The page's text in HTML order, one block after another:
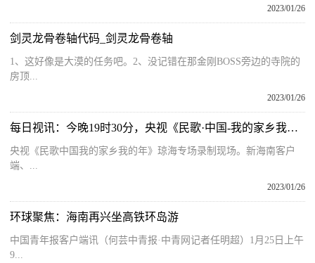
2023/01/26
剑灵龙骨卷轴代码_剑灵龙骨卷轴
1、这好像是大漠的任务吧。2、没记错在那金刚BOSS旁边的寺院的
房顶...
2023/01/26
每日视讯：今晚19时30分，央视《民歌·中国-我的家乡我的年》琼海专场播出
央视《民歌中国我的家乡我的年》琼海专场录制现场。新海南客户
端、...
2023/01/26
环球聚焦：海南再兴坐高铁环岛游
中国青年报客户端讯（何芸中青报·中青网记者任明超）1月25日上午
9...